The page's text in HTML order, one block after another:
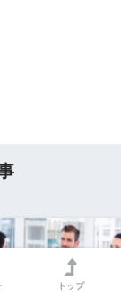
トップ